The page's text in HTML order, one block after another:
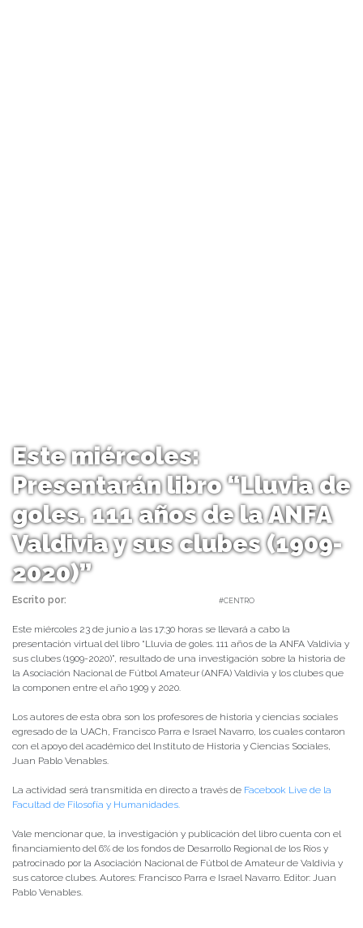
Este miércoles:
Presentarán libro “Lluvia de
goles. 111 años de la ANFA
Valdivia y sus clubes (1909-
2020)”
Escrito por: #CENTRO
Este miércoles 23 de junio a las 17:30 horas se llevará a cabo la
presentación virtual del libro “Lluvia de goles. 111 años de la ANFA Valdivia y
sus clubes (1909-2020)”, resultado de una investigación sobre la historia de
la Asociación Nacional de Fútbol Amateur (ANFA) Valdivia y los clubes que
la componen entre el año 1909 y 2020.
Los autores de esta obra son los profesores de historia y ciencias sociales
egresado de la UACh, Francisco Parra e Israel Navarro, los cuales contaron
con el apoyo del académico del Instituto de Historia y Ciencias Sociales,
Juan Pablo Venables.
La actividad será transmitida en directo a través de Facebook Live de la
Facultad de Filosofía y Humanidades.
Vale mencionar que, la investigación y publicación del libro cuenta con el
financiamiento del 6% de los fondos de Desarrollo Regional de los Ríos y
patrocinado por la Asociación Nacional de Fútbol de Amateur de Valdivia y
sus catorce clubes. Autores: Francisco Parra e Israel Navarro. Editor: Juan
Pablo Venables.